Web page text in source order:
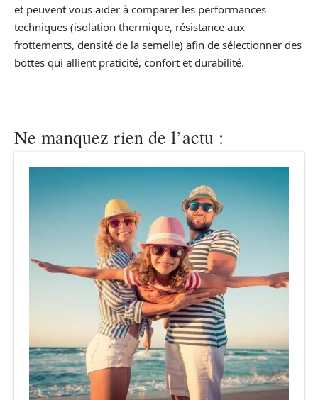
et peuvent vous aider à comparer les performances
techniques (isolation thermique, résistance aux
frottements, densité de la semelle) afin de sélectionner des
bottes qui allient praticité, confort et durabilité.
Ne manquez rien de l’actu :